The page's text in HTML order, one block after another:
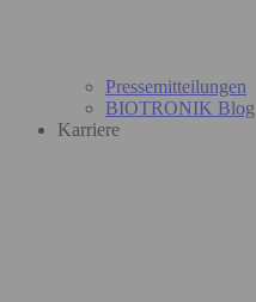
Pressemitteilungen
BIOTRONIK Blog
Karriere